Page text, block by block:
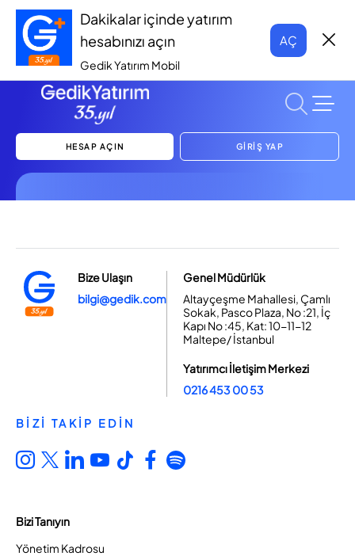
Dakikalar içinde yatırım
hesabınızı açın
Gedik Yatırım Mobil
AÇ
HESAP AÇIN GİRİŞ YAP
Bize Ulaşın
bilgi@gedik.com
Genel Müdürlük
Altayçeşme Mahallesi, Çamlı
Sokak, Pasco Plaza, No :21, İç
Kapı No :45, Kat: 10-11-12
Maltepe/ İstanbul
Yatırımcı İletişim Merkezi
0216 453 00 53
BİZİ TAKİP EDİN
Bizi Tanıyın
Yönetim Kadrosu